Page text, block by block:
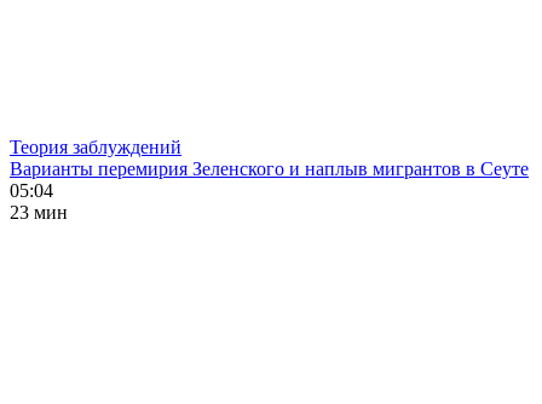
Теория заблуждений
Варианты перемирия Зеленского и наплыв мигрантов в Сеуте
05:04
23 мин